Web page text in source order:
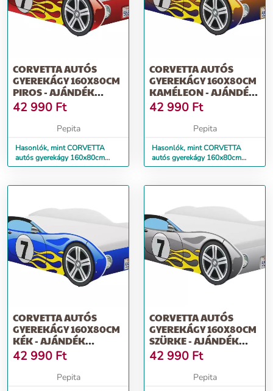
CORVETTA AUTÓS
GYEREKÁGY 160X80CM
PIROS - AJÁNDÉK
MATRACCAL
42 990 Ft
Pepita
Hasonlók, mint CORVETTA
autós gyerekágy 160x80cm
piros - ajándék matraccal
CORVETTA AUTÓS
GYEREKÁGY 160X80CM
KAMÉLEON - AJÁNDÉK
MATRACCAL
42 990 Ft
Pepita
Hasonlók, mint CORVETTA
autós gyerekágy 160x80cm
kaméleon - ajándék matraccal
CORVETTA AUTÓS
GYEREKÁGY 160X80CM
KÉK - AJÁNDÉK
MATRACCAL
42 990 Ft
Pepita
CORVETTA AUTÓS
GYEREKÁGY 160X80CM
SZÜRKE - AJÁNDÉK
MATRACCAL
42 990 Ft
Pepita